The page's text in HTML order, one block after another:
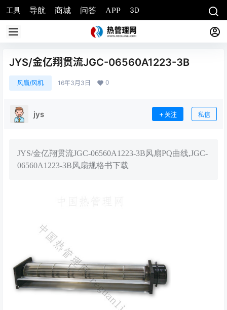
工具 导航 商城 问答 APP 3D
JYS/金亿翔贯流JGC-06560A1223-3B
风扇/风机 16年3月3日 0
jys 关注 私信
JYS/金亿翔贯流JGC-06560A1223-3B风扇PQ曲线,JGC-
06560A1223-3B风扇规格书下载